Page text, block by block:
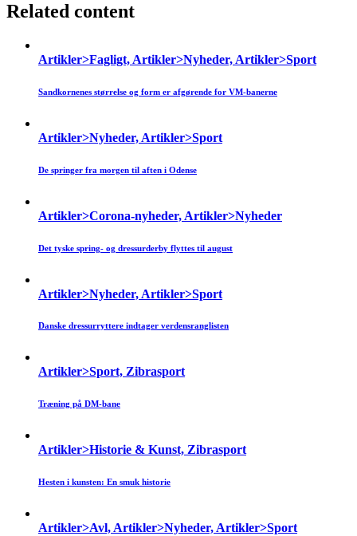
Related content
Artikler>Fagligt, Artikler>Nyheder, Artikler>Sport
Sandkornenes størrelse og form er afgørende for VM-banerne
Artikler>Nyheder, Artikler>Sport
De springer fra morgen til aften i Odense
Artikler>Corona-nyheder, Artikler>Nyheder
Det tyske spring- og dressurderby flyttes til august
Artikler>Nyheder, Artikler>Sport
Danske dressurryttere indtager verdensranglisten
Artikler>Sport, Zibrasport
Træning på DM-bane
Artikler>Historie & Kunst, Zibrasport
Hesten i kunsten: En smuk historie
Artikler>Avl, Artikler>Nyheder, Artikler>Sport